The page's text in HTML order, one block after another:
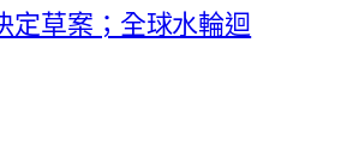
定草案；全球水輪迴